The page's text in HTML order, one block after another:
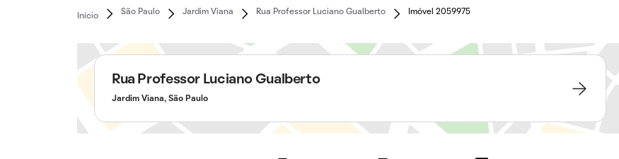
Início
São Paulo Jardim Viana Rua Professor Luciano Gualberto Imóvel 2059975
Rua Professor Luciano Gualberto
Jardim Viana, São Paulo